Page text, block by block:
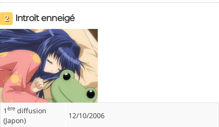
2 Introït enneigé
1 ère diffusion
(Japon)
12/10/2006